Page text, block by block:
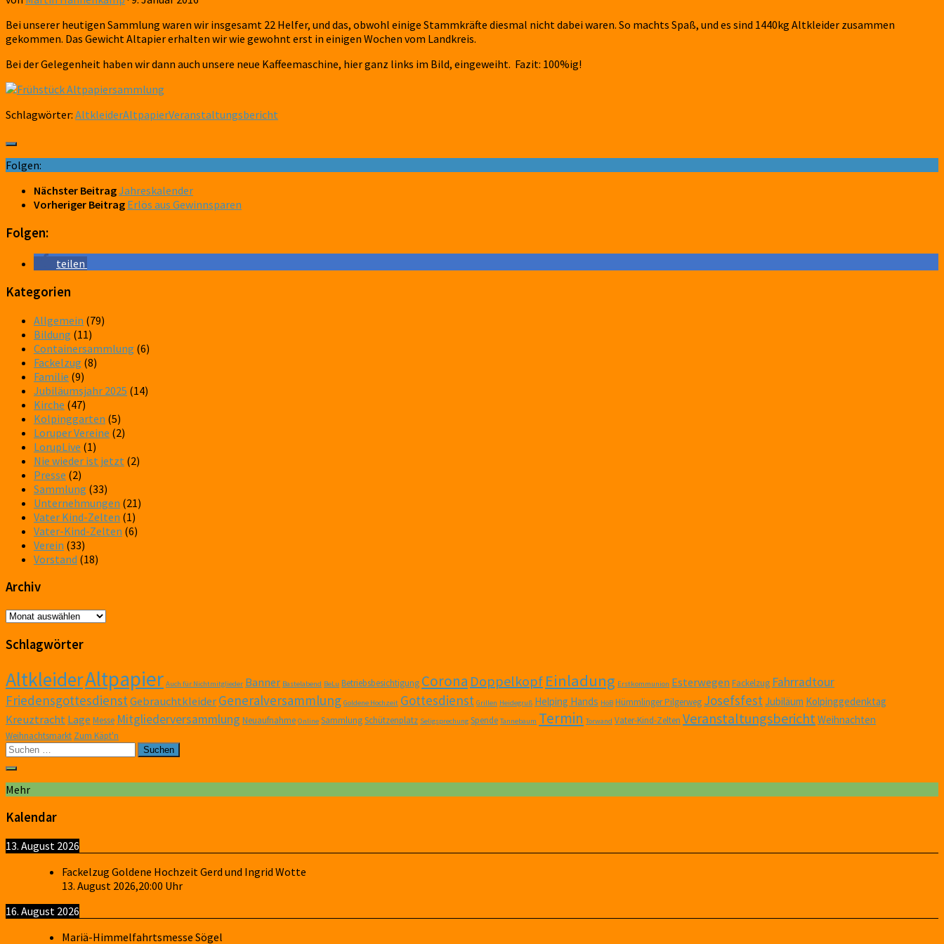
Bei unserer heutigen Sammlung waren wir insgesamt 22 Helfer, und das, obwohl einige Stammkräfte diesmal nicht dabei waren. So machts Spaß, und es sind 1440kg Altkleider zusammen
gekommen. Das Gewicht Altapier erhalten wir wie gewohnt erst in einigen Wochen vom Landkreis.
Bei der Gelegenheit haben wir dann auch unsere neue Kaffeemaschine, hier ganz links im Bild, eingeweiht. Fazit: 100%ig!
Schlagwörter: AltkleiderAltpapierVeranstaltungsbericht
Folgen:
Nächster BeitragJahreskalender
Vorheriger Beitrag Erlös aus Gewinnsparen
Folgen:
teilen
Kategorien
Allgemein (79)
Bildung (11)
Containersammlung (6)
Fackelzug (8)
Familie (9)
Jubiläumsjahr 2025 (14)
Kirche (47)
Kolpinggarten (5)
Loruper Vereine (2)
LorupLive (1)
Nie wieder ist jetzt (2)
Presse (2)
Sammlung (33)
Unternehmungen (21)
Vater Kind-Zelten (1)
Vater-Kind-Zelten (6)
Verein (33)
Vorstand (18)
Archiv
Archiv
Schlagwörter
AltkleiderAltpapier Auch für Nichtmitglieder Banner Bastelabend BeLu Betriebsbesichtigung Corona Doppelkopf Einladung Erstkommunion Esterwegen Fackelzug Fahrradtour
FriedensgottesdienstGebrauchtkleiderGeneralversammlung Goldene Hochzeit Gottesdienst Grillen Heidegruß Helping Hands HöB Hümmlinger Pilgerweg Josefsfest Jubiläum Kolpinggedenktag
Kreuztracht Lage Messe Mitgliederversammlung Neuaufnahme Online SammlungSchützenplatz Seligsprechung Spende Tannebaum Termin Torwand Vater-Kind-Zelten Veranstaltungsbericht Weihnachten
Weihnachtsmarkt Zum Käpt'n
Suchen
nach:
Mehr
Kalendar
13. August 2026
Fackelzug Goldene Hochzeit Gerd und Ingrid Wotte
13. August 2026,20:00 Uhr
16. August 2026
Mariä-Himmelfahrtsmesse Sögel